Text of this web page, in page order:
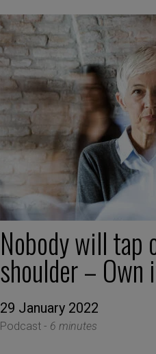
Nobody will tap
shoulder – Own
29 January 2022
Podcast - 6 minutes